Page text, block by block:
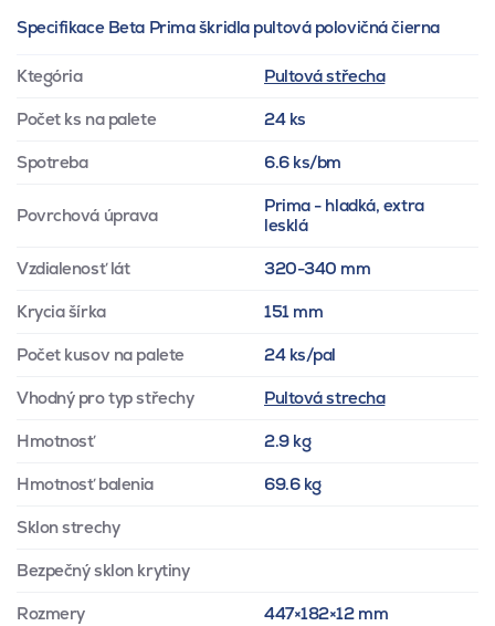
Specifikace Beta Prima škridla pultová polovičná čierna
Ktegória Pultová střecha
Počet ks na palete 24 ks
Spotreba 6.6 ks/bm
Povrchová úprava
Prima - hladká, extra
lesklá
Vzdialenosť lát 320-340 mm
Krycia šírka 151 mm
Počet kusov na palete 24 ks/pal
Vhodný pro typ střechy Pultová strecha
Hmotnosť 2.9 kg
Hmotnosť balenia 69.6 kg
Sklon strechy
Bezpečný sklon krytiny
Rozmery 447×182×12 mm